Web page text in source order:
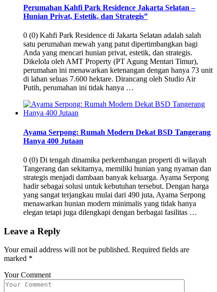
Perumahan Kahfi Park Residence Jakarta Selatan –
Hunian Privat, Estetik, dan Strategis”
0 (0) Kahfi Park Residence di Jakarta Selatan adalah salah
satu perumahan mewah yang patut dipertimbangkan bagi
Anda yang mencari hunian privat, estetik, dan strategis.
Dikelola oleh AMT Property (PT Agung Mentari Timur),
perumahan ini menawarkan ketenangan dengan hanya 73 unit
di lahan seluas 7.600 hektare. Dirancang oleh Studio Air
Putih, perumahan ini tidak hanya …
Ayama Serpong: Rumah Modern Dekat BSD Tangerang
Hanya 400 Jutaan
0 (0) Di tengah dinamika perkembangan properti di wilayah
Tangerang dan sekitarnya, memiliki hunian yang nyaman dan
strategis menjadi dambaan banyak keluarga. Ayama Serpong
hadir sebagai solusi untuk kebutuhan tersebut. Dengan harga
yang sangat terjangkau mulai dari 490 juta, Ayama Serpong
menawarkan hunian modern minimalis yang tidak hanya
elegan tetapi juga dilengkapi dengan berbagai fasilitas …
Leave a Reply
Your email address will not be published. Required fields are
marked *
Your Comment